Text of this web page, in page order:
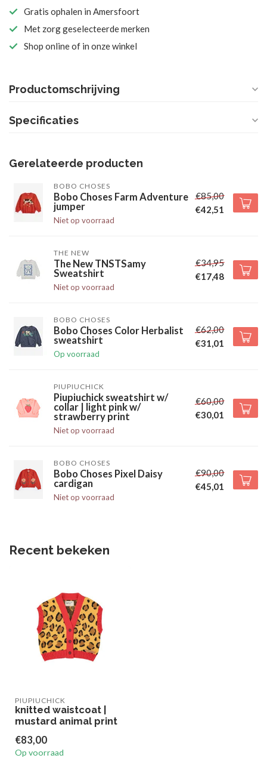
Gratis ophalen in Amersfoort
Met zorg geselecteerde merken
Shop online of in onze winkel
Productomschrijving
Specificaties
Gerelateerde producten
BOBO CHOSES
Bobo Choses Farm Adventure
jumper
Niet op voorraad
€85,00
€42,51
THE NEW
The New TNSTSamy
Sweatshirt
Niet op voorraad
€34,95
€17,48
BOBO CHOSES
Bobo Choses Color Herbalist
sweatshirt
Op voorraad
€62,00
€31,01
PIUPIUCHICK
Piupiuchick sweatshirt w/
collar | light pink w/
strawberry print
Niet op voorraad
€60,00
€30,01
BOBO CHOSES
Bobo Choses Pixel Daisy
cardigan
Niet op voorraad
€90,00
€45,01
Recent bekeken
PIUPIUCHICK
knitted waistcoat |
mustard animal print
€83,00
Op voorraad